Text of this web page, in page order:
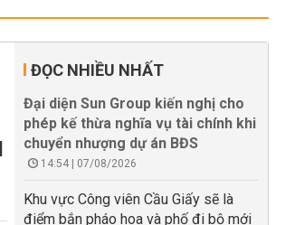
ĐỌC NHIỀU NHẤT
Đại diện Sun Group kiến nghị cho
phép kế thừa nghĩa vụ tài chính khi
chuyển nhượng dự án BĐS
14:54 | 07/08/2026
Khu vực Công viên Cầu Giấy sẽ là
điểm bắn pháo hoa và phố đi bộ mới